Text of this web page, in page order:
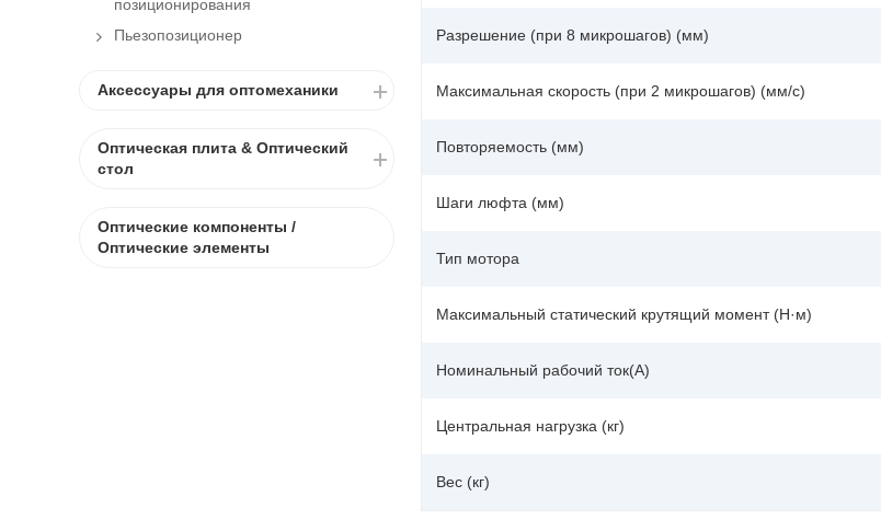
Разрешение (при 8 микрошагов) (мм)
Максимальная скорость (при 2 микрошагов) (мм/с)
Повторяемость (мм)
Шаги люфта (мм)
Тип мотора
Максимальный статический крутящий момент (Н·м)
Номинальный рабочий ток(A)
Центральная нагрузка (кг)
Вес (кг)
позиционирования
Пьезопозиционер
Аксессуары для оптомеханики
Оптическая плита & Оптический
стол
Оптические компоненты /
Оптические элементы